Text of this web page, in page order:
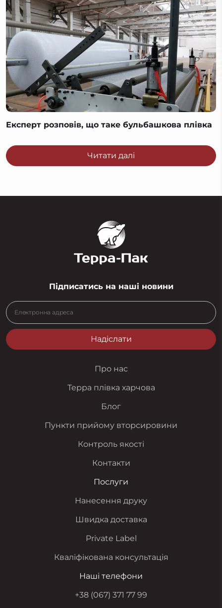
Експерт розповів, що таке бульбашкова плівка
Читати далі
Підписатись на наші новини
Надіслати
Про нас
Терра плівка харчова
Блог
Пункти прийому вторсировини
Контроль якості
Контакти
Послуги
Нанесення друку
Швидка доставка
Private Label
Кваліфікована консультація
Наші телефони
+38 (067) 371 77 99